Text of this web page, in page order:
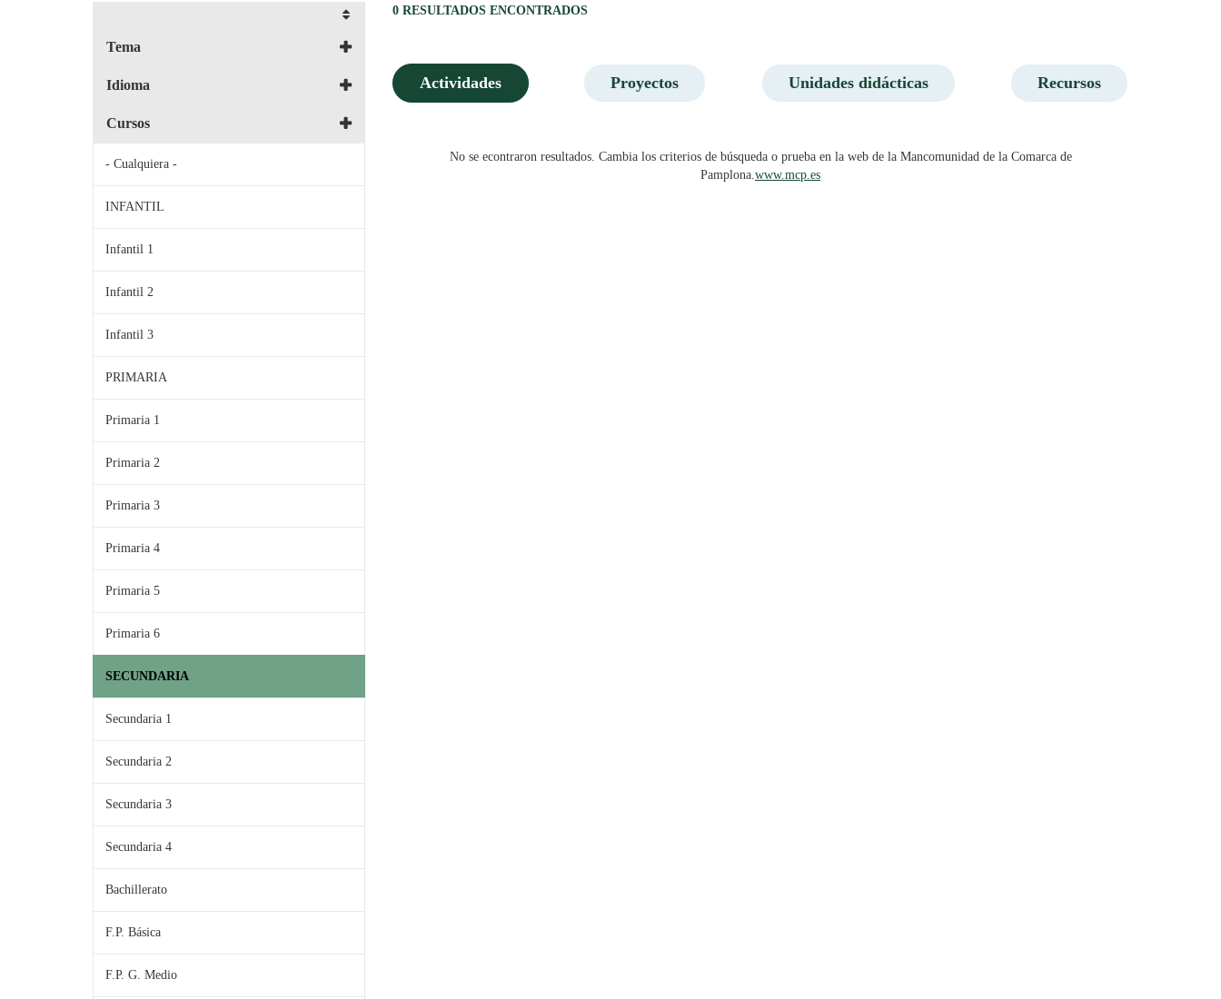
Tema
Idioma
Cursos
- Cualquiera -
INFANTIL
Infantil 1
Infantil 2
Infantil 3
PRIMARIA
Primaria 1
Primaria 2
Primaria 3
Primaria 4
Primaria 5
Primaria 6
SECUNDARIA
Secundaria 1
Secundaria 2
Secundaria 3
Secundaria 4
Bachillerato
F.P. Básica
F.P. G. Medio
0 RESULTADOS ENCONTRADOS
Actividades Proyectos Unidades didácticas Recursos
No se econtraron resultados. Cambia los criterios de búsqueda o prueba en la web de la Mancomunidad de la Comarca de
Pamplona.www.mcp.es